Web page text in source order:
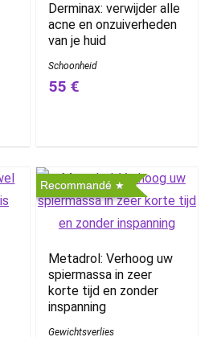
Derminax: verwijder alle
acne en onzuiverheden
van je huid
Schoonheid
55 €
Recommandé
Metadrol: Verhoog uw
spiermassa in zeer
korte tijd en zonder
inspanning
Gewichtsverlies